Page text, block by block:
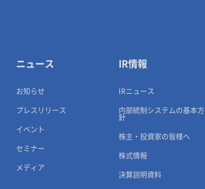
ニュース
お知らせ
プレスリリース
イベント
セミナー
メディア
IR情報
IRニュース
内部統制システムの基本方
針
株主・投資家の皆様へ
株式情報
決算説明資料